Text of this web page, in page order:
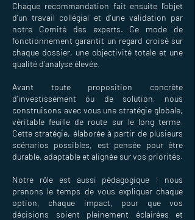
Chaque recommandation fait ensuite l’objet
d’un travail collégial et d’une validation par
notre Comité des experts. Ce mode de
fonctionnement garantit un regard croisé sur
chaque dossier, une objectivité totale et une
qualité d’analyse élevée.
Avant toute proposition concrète
d’investissement ou de solution, nous
construisons avec vous une stratégie globale,
véritable feuille de route sur le long terme.
Cette stratégie, élaborée à partir de plusieurs
scénarios possibles, est pensée pour être
durable, adaptable et alignée sur vos priorités.
Notre rôle est aussi pédagogique : nous
prenons le temps de vous expliquer chaque
option, chaque impact, pour que vos
décisions soient pleinement éclairées et